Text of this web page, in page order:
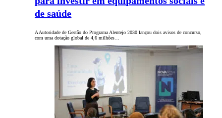
de saúde
A Autoridade de Gestão do Programa Alentejo 2030 lançou dois avisos de concurso,
com uma dotação global de 4,6 milhões…